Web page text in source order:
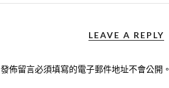
LEAVE A REPLY
發佈留言必須填寫的電子郵件地址不會公開。